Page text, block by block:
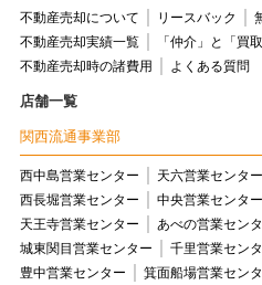
不動産売却について リースバック
不動産売却実績一覧
「仲介」と「買
不動産売却時の諸費用
よくある質問
店舗一覧
関西流通事業部
西中島営業センター 天六営業センター
西長堀営業センター
中央営業センター
天王寺営業センター
あべの営業セン
城東関目営業センター
千里営業セン
豊中営業センター
箕面船場営業セン